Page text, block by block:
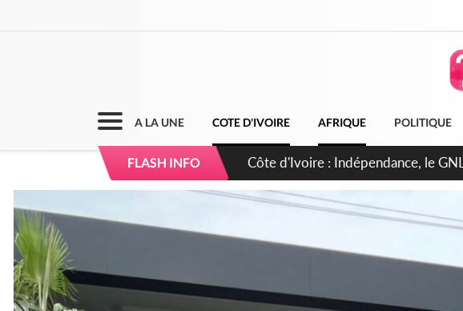
A LA UNE COTE D'IVOIRE AFRIQUE POLITIQUE
FLASH INFO
Sierra Leone : Un projet de réforme
d'avance